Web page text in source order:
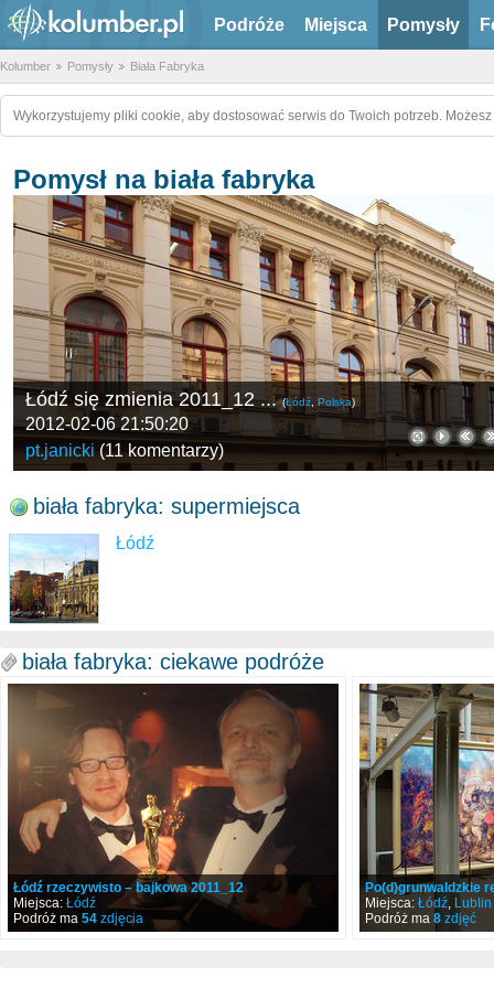
Podróże Miejsca Pomysły
Kolumber Pomysły Biała Fabryka
Wykorzystujemy pliki cookie, aby dostosować serwis do Twoich potrzeb.
Pomysł na biała fabryka
Łódź się zmienia 2011_12 ... (Łódź Polska)
2012-02-06 21:50:20
pt.janicki (11 komentarzy)
biała fabryka: supermiejsca
Łódź
biała fabryka: ciekawe podróże
Łódź rzeczywisto – bajkowa 2011_12
Miejsca: Łódź
Podróż ma 54 zdjęcia
Po(d)grunwaldzkie
Miejsca: Łódź, Lublin
Podróż ma 8 zdjęć